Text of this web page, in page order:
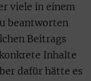
viele in einem
beantworten
Beitrags
Inhalte
dafür hätte es